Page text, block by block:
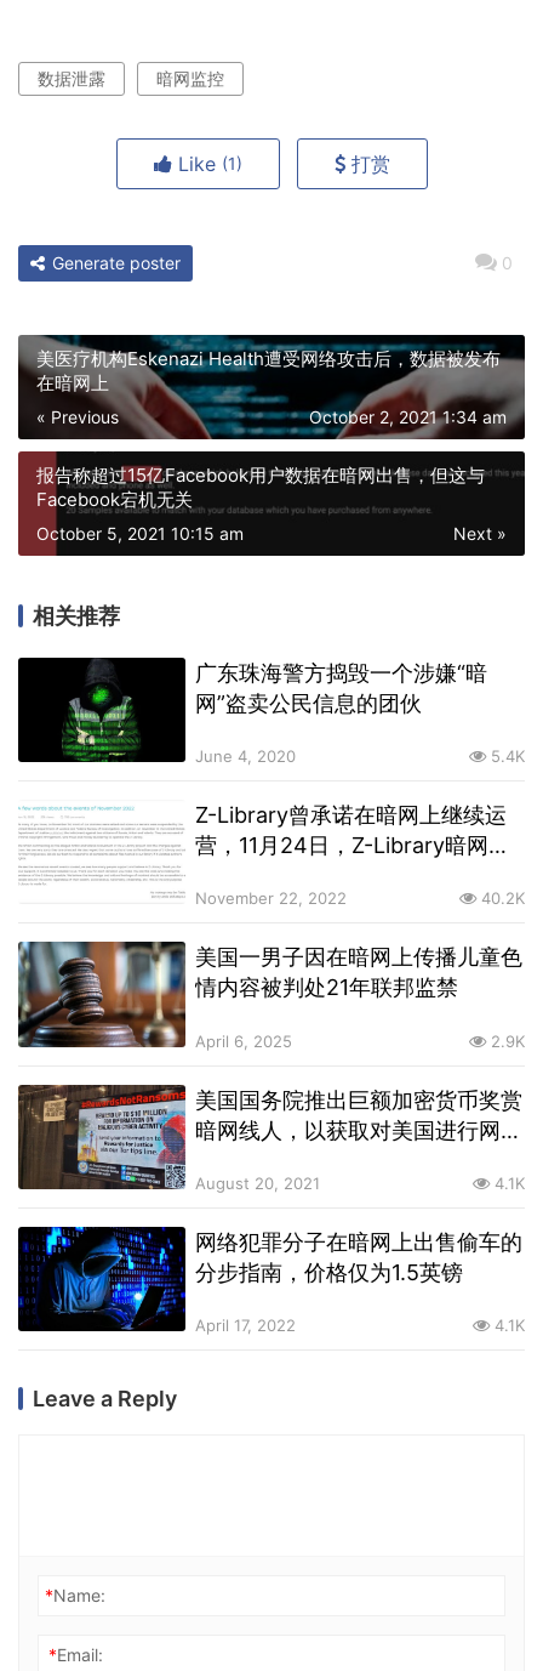
数据泄露 暗网监控
Like (1) 打赏
0
Generate poster
美医疗机构Eskenazi Health遭受网络攻击后，数据被发布
在暗网上
« Previous October 2, 2021 1:34 am
报告称超过15亿Facebook用户数据在暗网出售，但这与
Facebook宕机无关
Next »
October 5, 2021 10:15 am
相关推荐
广东珠海警方捣毁一个涉嫌“暗
网”盗卖公民信息的团伙
June 4, 2020 5.4K
Z-Library曾承诺在暗网上继续运
营，11月24日，Z-Library暗网网
November 22, 2022 40.2K
美国一男子因在暗网上传播儿童色
情内容被判处21年联邦监禁
April 6, 2025 2.9K
美国国务院推出巨额加密货币奖赏
暗网线人，以获取对美国进行网络
August 20, 2021 4.1K
网络犯罪分子在暗网上出售偷车的
分步指南，价格仅为1.5英镑
April 17, 2022 4.1K
Leave a Reply
*Name:
*Email: